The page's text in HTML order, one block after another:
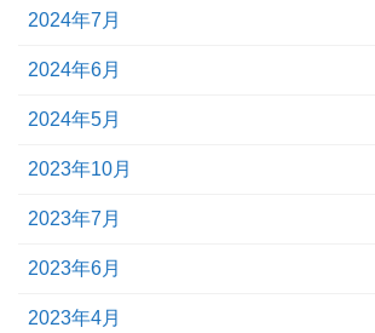
2024年7月
2024年6月
2024年5月
2023年10月
2023年7月
2023年6月
2023年4月